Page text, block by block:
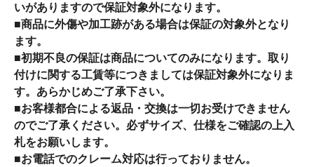
いがありますので保証対象外になります。
■商品に外傷や加工跡がある場合は保証の対象外となり
ます。
■初期不良の保証は商品についてのみになります。取り
付けに関する工賃等につきましては保証対象外になりま
す。あらかじめご了承下さい。
■お客様都合による返品・交換は一切お受けできません
のでご了承ください。必ずサイズ、仕様をご確認の上入
札をお願いします。
■お電話でのクレーム対応は行っておりません。